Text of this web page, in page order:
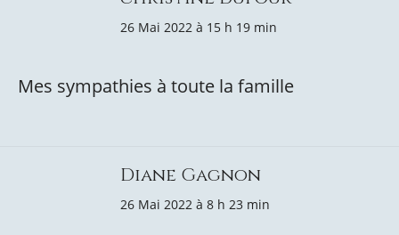
26 Mai 2022 à 15 h 19 min
Mes sympathies à toute la famille
Diane Gagnon
26 Mai 2022 à 8 h 23 min